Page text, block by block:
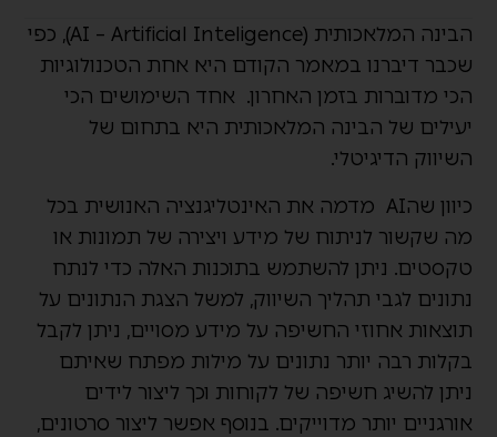
הבינה המלאכותית (AI – Artificial Inteligence), כפי
שכבר דיברנו במאמר הקודם היא אחת הטכנולוגיות
הכי מדוברות בזמן האחרון. אחד השימושים הכי
יעילים של הבינה המלאכותית היא בתחום של
השיווק הדיגיטלי.
כיוון שהAI מדמה את האינטליגנציה האנושית בכל
מה שקשור לניתוח של מידע ויצירה של תמונות או
טקסטים. ניתן להשתמש בתוכנות האלה כדי לנתח
נתונים לגבי תהליך השיווק, למשל הצגת הנתונים על
תוצאות אחוזי החשיפה על מידע מסויים, ניתן לקבל
בקלות רבה יותר נתונים על מילות מפתח שאיתם
ניתן להשיג חשיפה של לקוחות וכך ליצור לידים
אורגניים יותר מדוייקים. בנוסף אפשר ליצור סרטונים,